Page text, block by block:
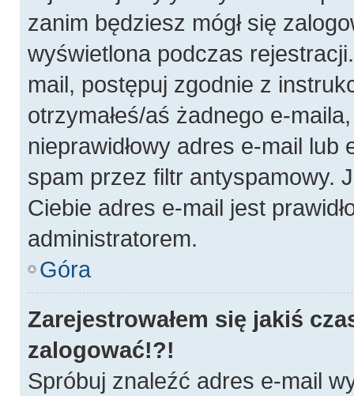
zanim będziesz mógł się
wyświetlona podczas
mail, postępuj zgodnie z
otrzymałeś/aś żadnego e-
nieprawidłowy adres e-mail lub
spam przez filtr antyspamowy.
Ciebie adres e-mail jest
administratorem.
Góra
Zarejestrowałem się jakiś
zalogować!?!
Spróbuj znaleźć adres e-mail